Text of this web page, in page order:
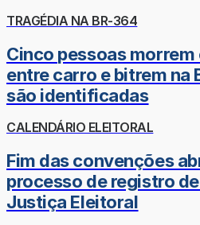
TRAGÉDIA NA BR-364
Cinco pessoas
entre carro e bitrem na
são identificadas
CALENDÁRIO ELEITORAL
Fim das convenções
processo de registro
Justiça Eleitoral